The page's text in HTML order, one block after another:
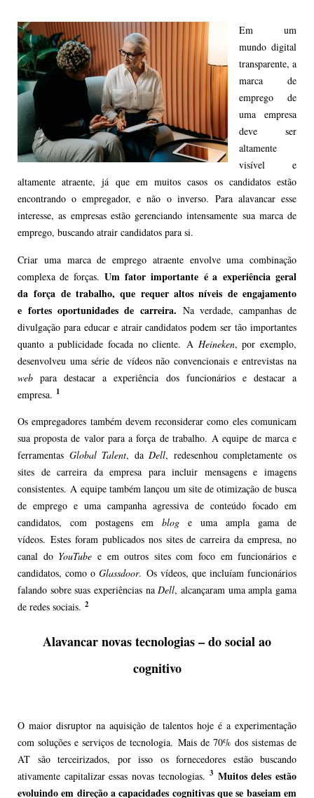
Em um
mundo digital
transparente, a
marca de
emprego de
uma empresa
deve ser
altamente
visível e
altamente atraente, já que em muitos casos os candidatos estão
encontrando o empregador, e não o inverso. Para alavancar esse
interesse, as empresas estão gerenciando intensamente sua marca de
emprego, buscando atrair candidatos para si.
Criar uma marca de emprego atraente envolve uma combinação
complexa de forças.Um fatorimportante é a experiência geral
daforça de trabalho, que requer altos níveis de engajamento
efortes oportunidades de carreira. Na verdade, campanhas de
divulgação para educar e atrair candidatos podem ser tão importantes
quanto a publicidade focada no cliente. A Heineken, por exemplo,
desenvolveu uma série de vídeos não convencionais e entrevistas na
web para destacar a experiência dos funcionários e destacar a
empresa. 1
Os empregadores também devem reconsiderar como eles comunicam
sua proposta de valor para a força de trabalho. A equipe de marca e
ferramentas Global Talent, daDell, redesenhou completamente os
sites de carreira da empresa para incluir mensagens e imagens
consistentes. A equipe também lançou um site de otimização de busca
de emprego e uma campanha agressiva de conteúdo focado em
candidatos, com postagens em blog e uma ampla gama de
vídeos. Estes foram publicados nos sites de carreira da empresa, no
canal do YouTube e em outros sites com foco em funcionários e
candidatos, como oGlassdoor. Os vídeos, que incluíam funcionários
falando sobre suas experiências naDell, alcançaram uma ampla gama
de redes sociais. 2
Alavancar novas tecnologias – do social ao
cognitivo
O maior disruptor na aquisição de talentos hoje é a experimentação
com soluções e serviços de tecnologia. Mais de 70% dos sistemas de
AT são terceirizados, por isso os fornecedores estão buscando
ativamente capitalizar essas novas tecnologias.3 Muitos deles estão
evoluindo em direção a capacidades cognitivas que se baseiam em